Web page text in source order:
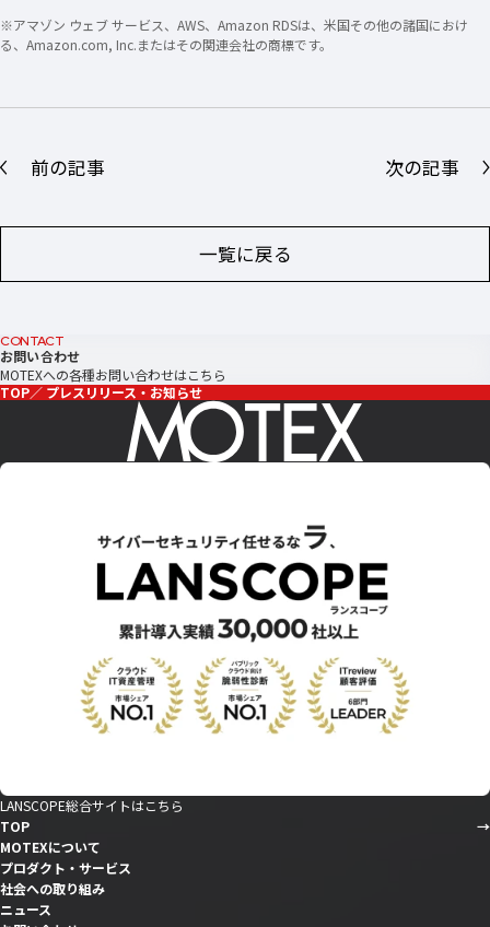
※アマゾン ウェブ サービス、AWS、Amazon RDSは、米国その他の諸国におけ
る、Amazon.com, Inc.またはその関連会社の商標です。
前の記事
一覧に戻る
次の記事
CONTACT
お問い合わせ
MOTEXへの各種お問い合わせはこちら
TOP
プレスリリース・お知らせ
LANSCOPE総合サイトはこちら
TOP
MOTEXについて
プロダクト・サービス
社会への取り組み
ニュース